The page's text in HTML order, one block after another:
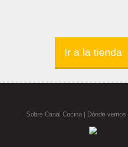
Ir a la tienda
Sobre Canal Cocina| Dónde vernos |